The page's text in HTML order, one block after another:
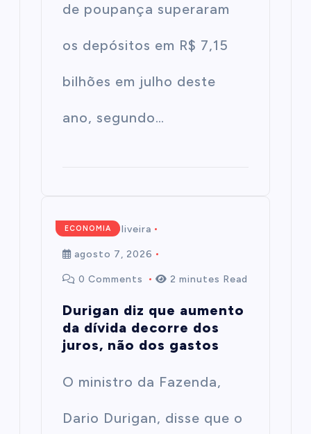
de poupança superaram
os depósitos em R$ 7,15
bilhões em julho deste
ano, segundo…
ECONOMIA
Mairim de Oliveira
agosto 7, 2026
0 Comments 2 minutes Read
Durigan diz que aumento
da dívida decorre dos
juros, não dos gastos
O ministro da Fazenda,
Dario Durigan, disse que o